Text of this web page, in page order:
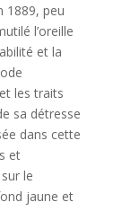
1889, peu
l’oreille
et la
les traits
sa détresse
dans cette
et
le
jaune et